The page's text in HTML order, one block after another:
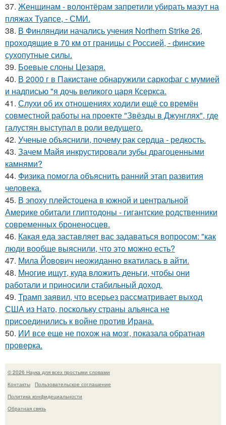
37. Женщинам - волонтёрам запретили убирать мазут на
пляжах Туапсе, - СМИ.
38. В Финляндии начались учения Northern Strike 26,
проходящие в 70 км от границы с Россией, - финские
сухопутные силы.
39. Боевые слоны Цезаря.
40. В 2000 г в Пакистане обнаружили саркофаг с мумией
и надписью "я дочь великого царя Ксеркса.
41. Слухи об их отношениях ходили ещё со времён
совместной работы на проекте "Звёзды в Джунглях", где
галустян выступал в роли ведущего.
42. Ученые объяснили, почему рак сердца - редкость.
43. Зачем Майя инкрустировали зубы драгоценными
камнями?
44. Физика помогла объяснить ранний этап развития
человека.
45. В эпоху плейстоцена в южной и центральной
Америке обитали глиптодоны - гигантские родственники
современных броненосцев.
46. Какая еда заставляет вас задаваться вопросом: "как
люди вообще выяснили, что это можно есть?
47. Мила Йовович неожиданно вкатилась в айти.
48. Многие ищут, куда вложить деньги, чтобы они
работали и приносили стабильный доход.
49. Трамп заявил, что всерьез рассматривает выход
США из Нато, поскольку страны альянса не
присоединились к войне против Ирана.
50. ИИ все еще не похож на мозг, показала обратная
проверка.
© 2026 Наука для всех простыми словами
Контакты
Пользовательское соглашение
Политика конфидециальности
Обратная связь